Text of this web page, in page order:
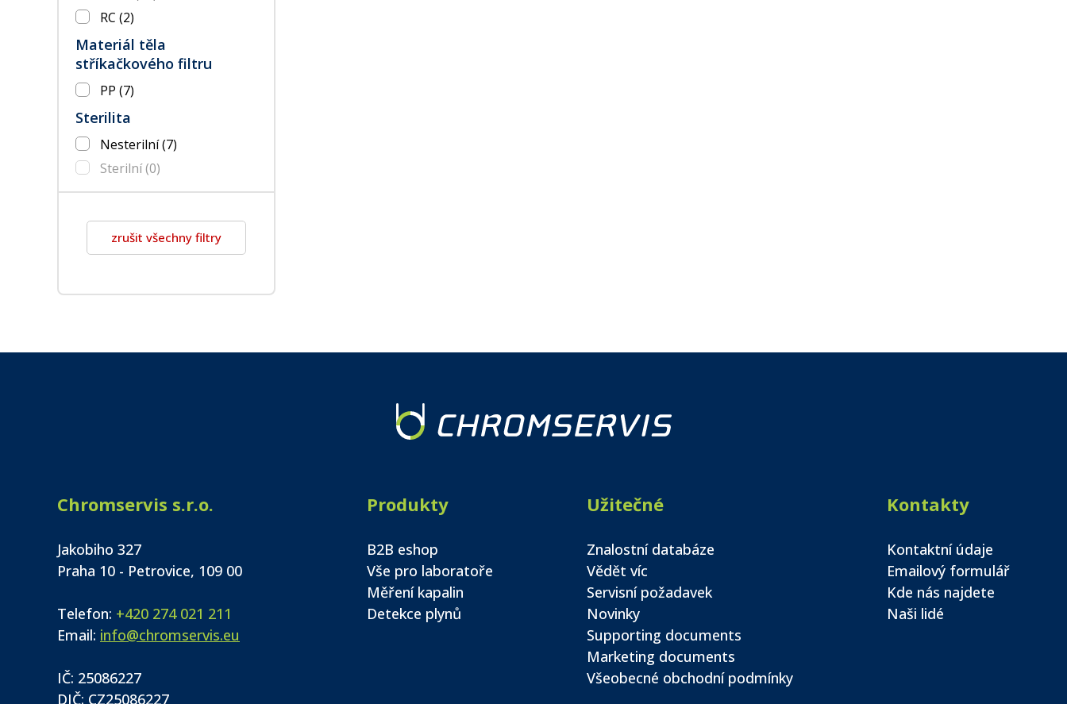
RC (2)
Materiál těla
stříkačkového filtru
PP (7)
Sterilita
Nesterilní(7)
Sterilní(0)
zrušit všechny filtry
Chromservis s.r.o.
Jakobiho 327
Praha 10 - Petrovice, 109 00
Telefon: +420 274 021 211
Email: info@chromservis.eu
IČ: 25086227
DIČ: CZ25086227
Produkty
B2B eshop
Vše pro laboratoře
Měření kapalin
Detekce plynů
Užitečné
Znalostní databáze
Vědět víc
Servisní požadavek
Novinky
Supporting documents
Marketing documents
Všeobecné obchodní podmínky
Kontakty
Kontaktní údaje
Emailový formulář
Kde nás najdete
Naši lidé